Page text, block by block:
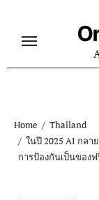
content
Home
Thailand
ในปี 2025 AI กลา
การป้องกันเป็นของ